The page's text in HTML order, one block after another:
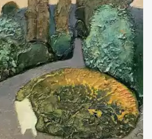
ekb.rakovgallery.ru